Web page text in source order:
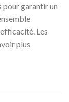
pour garantir un
Les
plus